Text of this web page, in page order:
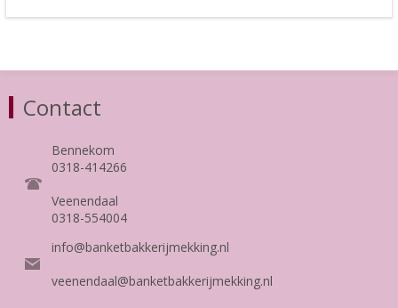
Contact
Bennekom
0318-414266
Veenendaal
0318-554004
info@banketbakkerijmekking.nl
veenendaal@banketbakkerijmekking.nl